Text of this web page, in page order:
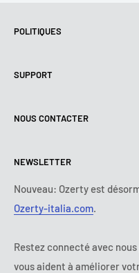
POLITIQUES
Utilisation de cookies (RGPD)
Politique de livraison
Conditions de paiement
Termes et conditions
SUPPORT
Nous contacter
Mentions légales
FAQ
Règlement en Ligne des
NOUS CONTACTER
Mardi :9:00 - 18:00
Mercredi :9:00 - 18:00
Jeudi :
9:00 - 18:00
Samedi - Dimanche :
09 70 01 97 37
NEWSLETTER
Nouveau: Ozerty est
Ozerty-italia.com
Restez connecté avec
vous aident à améliorer